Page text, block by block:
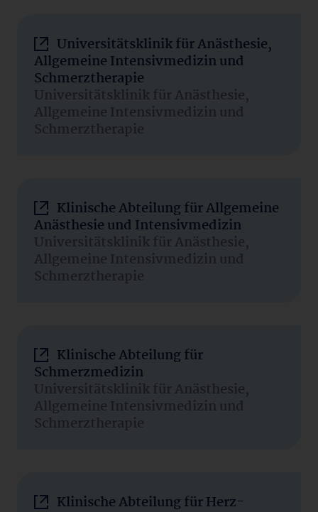
Universitätsklinik für Anästhesie,
Allgemeine Intensivmedizin und
Schmerztherapie
Universitätsklinik für Anästhesie,
Allgemeine Intensivmedizin und
Schmerztherapie
Klinische Abteilung für Allgemeine
Anästhesie und Intensivmedizin
Universitätsklinik für Anästhesie,
Allgemeine Intensivmedizin und
Schmerztherapie
Klinische Abteilung für
Schmerzmedizin
Universitätsklinik für Anästhesie,
Allgemeine Intensivmedizin und
Schmerztherapie
Klinische Abteilung für Herz-